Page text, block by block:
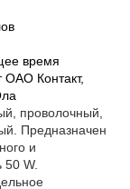
время
ОАО Контакт,
проволочный,
Предназначен
и
W.